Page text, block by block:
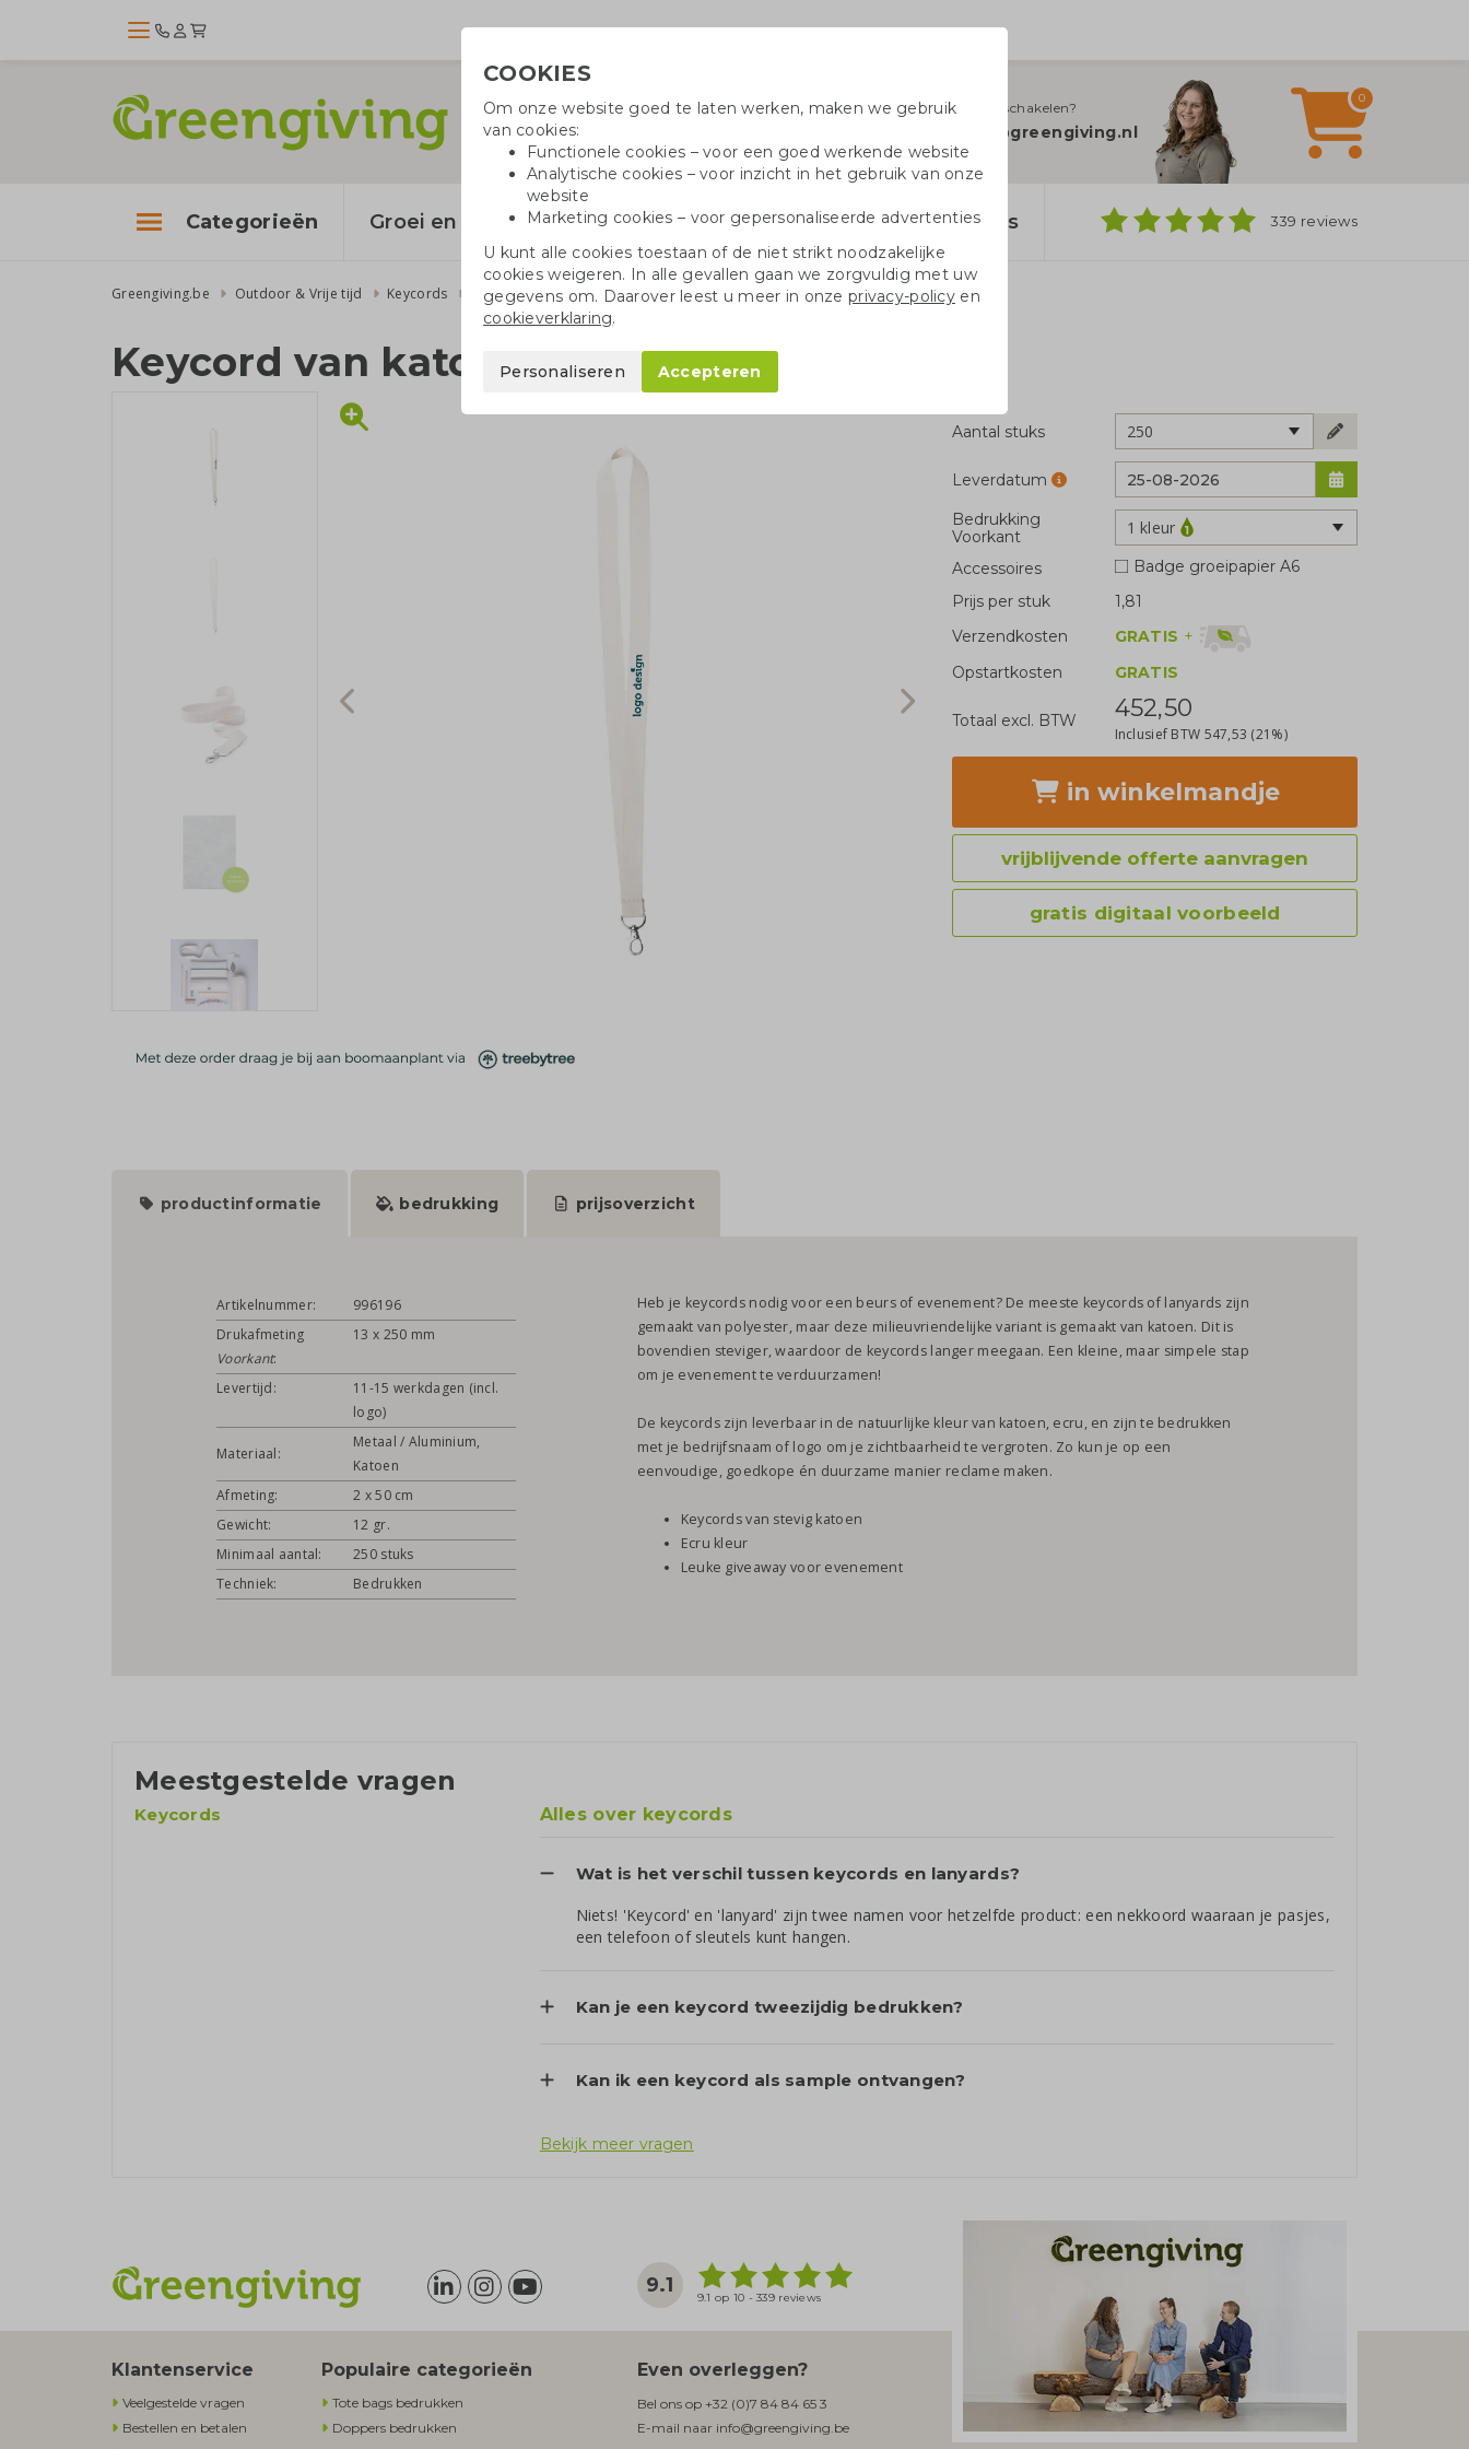
Hulplijn inschakelen?
info@greengiving.nl
0
Categorieën Groei en bloei Drinkflessen Balpennen Tote bags 339 reviews
Greengiving.be Outdoor & Vrije tijd Keycords Keycord van katoen
Keycord van katoen
Aantal stuks 250
Leverdatum
Bedrukking
Voorkant
1 kleur
Accessoires
Badge groeipapier A6
Prijs per stuk
1,81
Verzendkosten
GRATIS +
Opstartkosten
GRATIS
Totaal excl. BTW 452,50
Inclusief BTW 547,53 (21%)
in winkelmandje
vrijblijvende offerte aanvragen
gratis digitaal voorbeeld
productinformatie bedrukking prijsoverzicht
Artikelnummer:
996196
Drukafmeting
Voorkant:
13 x 250 mm
Levertijd:
11-15 werkdagen (incl.
logo)
Materiaal:
Metaal / Aluminium,
Katoen
Afmeting:
2 x 50 cm
Gewicht:
12 gr.
Minimaal aantal:
250 stuks
Techniek:
Bedrukken
Heb je keycords nodig voor een beurs of evenement? De meeste keycords of lanyards zijn
gemaakt van polyester, maar deze milieuvriendelijke variant is gemaakt van katoen. Dit is
bovendien steviger, waardoor de keycords langer meegaan. Een kleine, maar simpele stap
om je evenement te verduurzamen!
De keycords zijn leverbaar in de natuurlijke kleur van katoen, ecru, en zijn te bedrukken
met je bedrijfsnaam of logo om je zichtbaarheid te vergroten. Zo kun je op een
eenvoudige, goedkope én duurzame manier reclame maken.
Keycords van stevig katoen
Ecru kleur
Leuke giveaway voor evenement
Meestgestelde vragen
Keycords Alles over keycords
Wat is het verschil tussen keycords en lanyards?
Niets! 'Keycord' en 'lanyard' zijn twee namen voor hetzelfde product: een nekkoord waaraan je pasjes,
een telefoon of sleutels kunt hangen.
Kan je een keycord tweezijdig bedrukken?
Kan ik een keycord als sample ontvangen?
Bekijk meer vragen
9.1
9.1 op 10 - 339 reviews
Klantenservice
Veelgestelde vragen
Bestellen en betalen
Populaire categorieën
Tote bags bedrukken
Doppers bedrukken
Even overleggen?
Bel ons op +32 (0)7 84 84 65 3
E-mail naar info@greengiving.be
COOKIES
Om onze website goed te laten werken, maken we gebruik
van cookies:
Functionele cookies – voor een goed werkende website
Analytische cookies – voor inzicht in het gebruik van onze
website
Marketing cookies – voor gepersonaliseerde advertenties
U kunt alle cookies toestaan of de niet strikt noodzakelijke
cookies weigeren. In alle gevallen gaan we zorgvuldig met uw
gegevens om. Daarover leest u meer in onzeprivacy-policyen
cookieverklaring.
Personaliseren Accepteren